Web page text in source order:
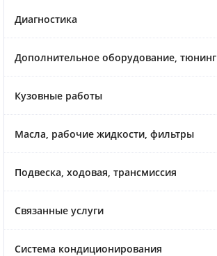
Диагностика
Дополнительное оборудование, тюнинг
Кузовные работы
Масла, рабочие жидкости, фильтры
Подвеска, ходовая, трансмиссия
Связанные услуги
Система кондиционирования